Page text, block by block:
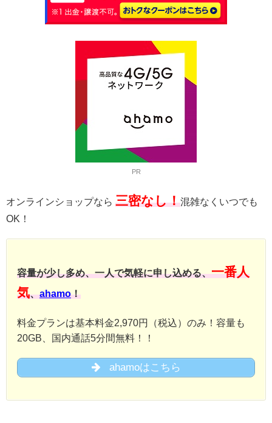
PR
オンラインショップなら 三密なし！混雑なくいつでも
OK！
容量が少し多め、一人で気軽に申し込める、一番人
気、ahamo！
料金プランは基本料金2,970円（税込）のみ！容量も
20GB、国内通話5分間無料！！
ahamoはこちら